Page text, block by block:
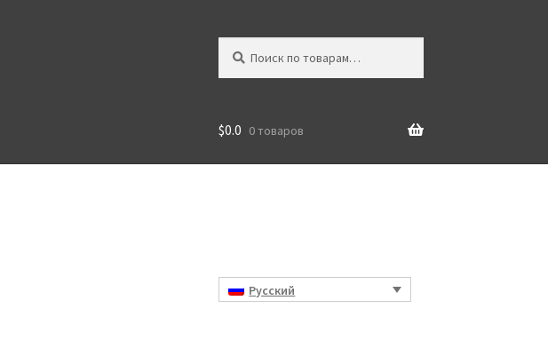
$0.0 0 товаров
Русский